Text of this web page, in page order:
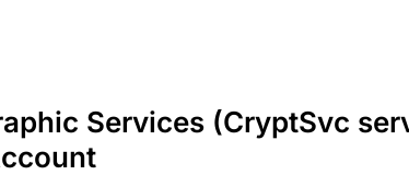
Services (CryptSvc